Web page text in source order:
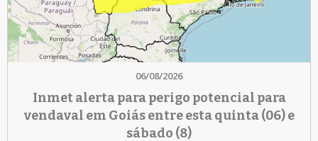
06/08/2026
Inmet alerta para perigo potencial para
vendaval em Goiás entre esta quinta (06) e
sábado (8)